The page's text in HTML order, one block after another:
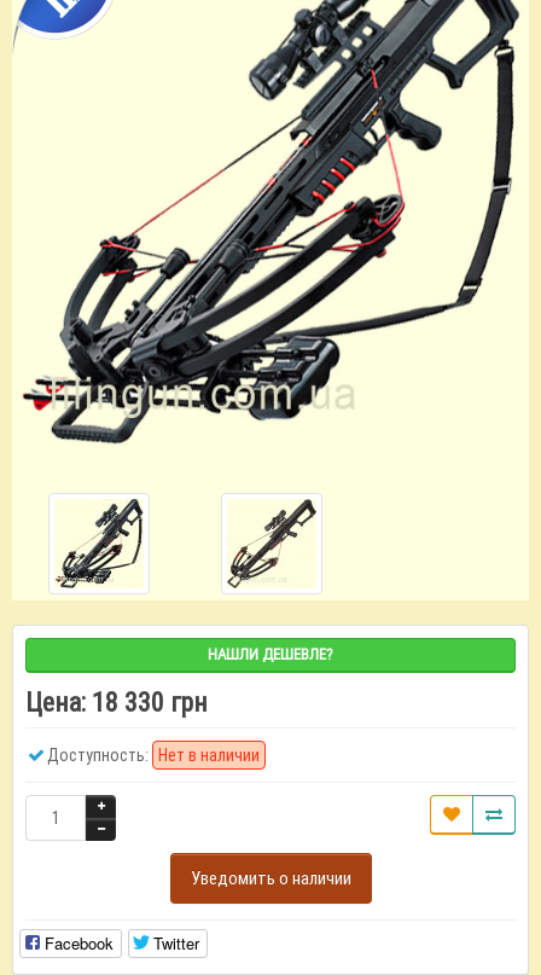
НАШЛИ ДЕШЕВЛЕ?
Цена: 18 330 грн
Доступность: Нет в наличии
Уведомить о наличии
Facebook Twitter